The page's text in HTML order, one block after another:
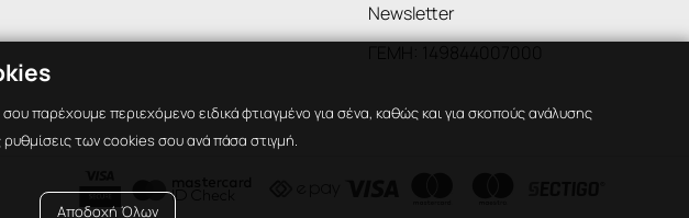
Newsletter
παρέχουμε περιεχόμενο ειδικά φτιαγμένο για σένα, καθώς και για σκοπούς ανάλυσης
των cookies σου ανά πάσα στιγμή.
Αποδοχή Όλων